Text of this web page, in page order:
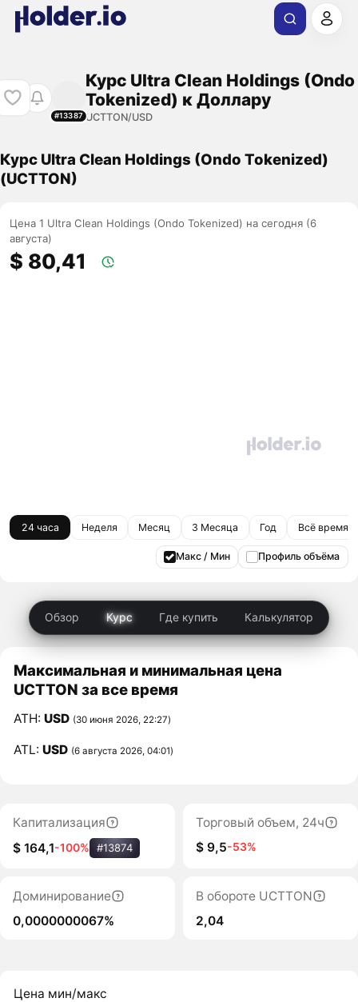
#13387
Курс Ultra Clean Holdings (Ondo
Tokenized) к Доллару
UCTTON/USD
Курс Ultra Clean Holdings (Ondo Tokenized)
(UCTTON)
Цена 1 Ultra Clean Holdings (Ondo Tokenized) на сегодня (6
августа)
$ 80,41
24 часа Неделя Месяц 3 Месяца Год Всё время
Макс / Мин Профиль объёма
Обзор Курс Где купить Калькулятор
Максимальная и минимальная цена
UCTTON за все время
ATH:USD (30 июня 2026, 22:27)
ATL:USD (6 августа 2026, 04:01)
Капитализация
$ 164,1-100% #13874
Торговый объем, 24ч
$ 9,5-53%
Доминирование
0,0000000067%
В обороте UCTTON
2,04
Цена мин/макс